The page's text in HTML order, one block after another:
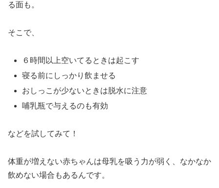
る面も。
そこで、
６時間以上空いてるときは起こす
寝る前にしっかり飲ませる
おしっこが少ないときは脱水に注意
哺乳瓶で与えるのも有効
などを試してみて！
体重が増えない赤ちゃんは母乳を吸う力が弱く、なかなか
飲めない場合もあるんです。